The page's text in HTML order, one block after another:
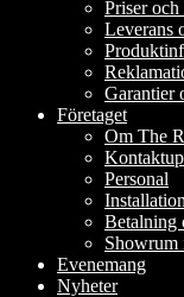
Priser
Leverans
Garantier
Företaget
Om The
Personal
Betalning
Showrum
Evenemang
Nyheter